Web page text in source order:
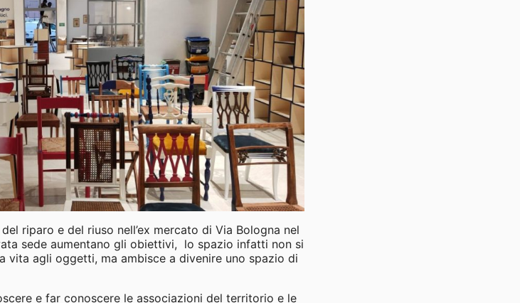
riparo e del riuso nell’ex mercato di Via Bologna nel
sede aumentano gli obiettivi, lo spazio infatti non si
vita agli oggetti, ma ambisce a divenire uno spazio di
e far conoscere le associazioni del territorio e le